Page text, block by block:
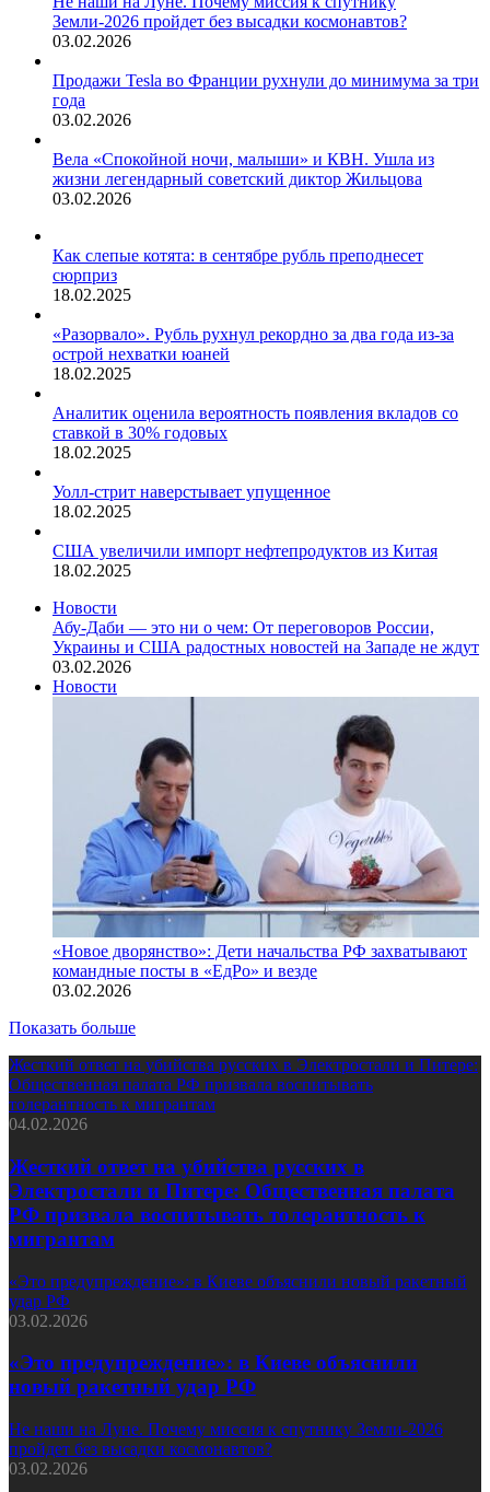
Земли-2026 пройдет без высадки космонавтов?
03.02.2026
Продажи Tesla во Франции рухнули до минимума за три
года
03.02.2026
Вела «Спокойной ночи, малыши» и КВН. Ушла из
жизни легендарный советский диктор Жильцова
03.02.2026
Как слепые котята: в сентябре рубль преподнесет
сюрприз
18.02.2025
«Разорвало». Рубль рухнул рекордно за два года из-за
острой нехватки юаней
18.02.2025
Аналитик оценила вероятность появления вкладов со
ставкой в 30% годовых
18.02.2025
Уолл-стрит наверстывает упущенное
18.02.2025
США увеличили импорт нефтепродуктов из Китая
18.02.2025
Новости
Абу-Даби — это ни о чем: От переговоров России,
Украины и США радостных новостей на Западе не ждут
03.02.2026
Новости
«Новое дворянство»: Дети начальства РФ захватывают
командные посты в «ЕдРо» и везде
03.02.2026
Показать больше
Жесткий ответ на убийства русских в Электростали и Питере:
Общественная палата РФ призвала воспитывать
толерантность к мигрантам
04.02.2026
Жесткий ответ на убийства русских в
Электростали и Питере: Общественная палата
РФ призвала воспитывать толерантность к
мигрантам
«Это предупреждение»: в Киеве объяснили новый ракетный
удар РФ
03.02.2026
«Это предупреждение»: в Киеве объяснили
новый ракетный удар РФ
Не наши на Луне. Почему миссия к спутнику Земли-2026
пройдет без высадки космонавтов?
03.02.2026